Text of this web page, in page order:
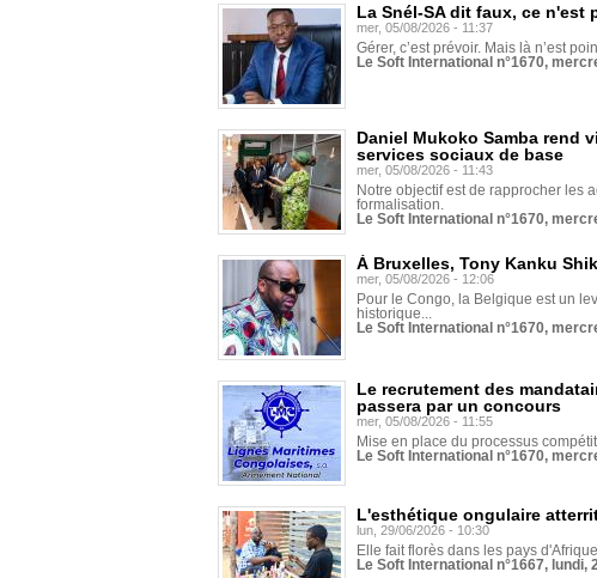
La Snél-SA dit faux, ce n'est
mer, 05/08/2026 - 11:37
Gérer, c’est prévoir. Mais là n’est
Le Soft International n°1670,
Daniel Mukoko Samba rend
services sociaux de base
mer, 05/08/2026 - 11:43
Notre objectif est de rapprocher les
formalisation.
Le Soft International n°1670,
À Bruxelles, Tony Kanku
mer, 05/08/2026 - 12:06
Pour le Congo, la Belgique est un
historique...
Le Soft International n°1670,
Le recrutement des
passera par un concours
mer, 05/08/2026 - 11:55
Mise en place du processus
Le Soft International n°1670,
L'esthétique ongulaire
lun, 29/06/2026 - 10:30
Elle fait florès dans les pays
Le Soft International n°1667,